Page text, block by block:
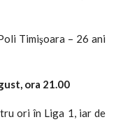
Timişoara – 26 ani
ora 21.00
ori în Liga 1, iar de